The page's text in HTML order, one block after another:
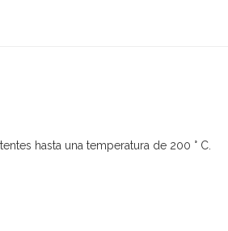
hasta una temperatura de 200 ° C.